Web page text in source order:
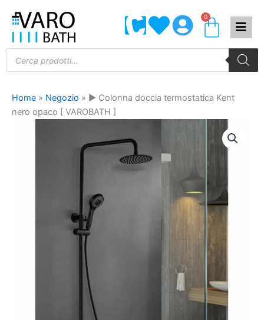
contenuto
0
Products
search
Home » Negozio » ► Colonna doccia termostatica Kent
nero opaco [ VAROBATH ]